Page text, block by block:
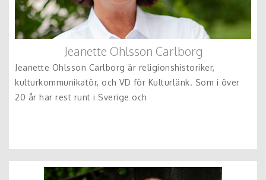
Jeanette Ohlsson Carlborg
Jeanette Ohlsson Carlborg är religionshistoriker,
kulturkommunikatör, och VD för Kulturlänk. Som i över
20 år har rest runt i Sverige och